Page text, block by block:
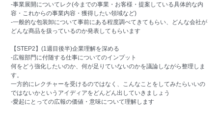
-事業展開についてレク(今までの事業・お客様・提案している具体的な内
容・これからの事業内容・獲得したい領域など)
-一般的な包装卸について事前にある程度調べてきてもらい、どんな会社が
どんな商品を扱っているのか発表してもらいます
【STEP2】(1週目後半)企業理解を深める
-広報部門に付随する仕事についてのインプット
何をどう強化したいのか、何が足りていないのかを議論しながら整理しま
す。
一方的にレクチャーを受けるのではなく、こんなことをしてみたらいいの
ではないかというアイディアをどんどん出していきましょう
-愛起にとっての広報の価値・意味について理解します